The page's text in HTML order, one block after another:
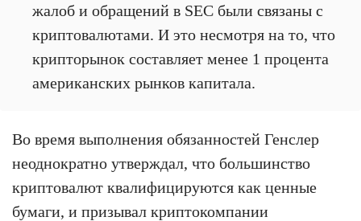
жалоб и обращений в SEC были связаны с
криптовалютами. И это несмотря на то, что
крипторынок составляет менее 1 процента
американских рынков капитала.
Во время выполнения обязанностей Генслер
неоднократно утверждал, что большинство
криптовалют квалифицируются как ценные
бумаги, и призывал криптокомпании